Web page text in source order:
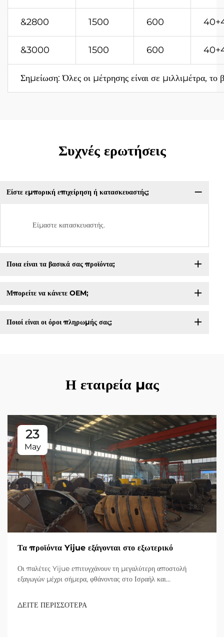
&2800 1500 600
&3000 1500 600
Σημείωση: Όλες οι μέτρησης είναι σε μιλλιμέτρα, το
Συχνές ερωτήσεις
Είστε εμπορική επιχείρηση ή κατασκευαστής;
Είμαστε κατασκευαστής.
Ποια είναι τα βασικά σας προϊόντα;
Μπορείτε να κάνετε OEM;
Ποιοί είναι οι όροι πληρωμής σας;
Η εταιρεία μας
23
May
Τα προϊόντα Yijue εξάγονται στο εξωτερικό
Οι παλέτες Yijue επιτυγχάνουν τη μεγαλύτερη αποστολή
εξαγωγών μέχρι σήμερα, φθάνοντας στο Ισραήλ και
ΔΕΙΤΕ ΠΕΡΙΣΣΟΤΕΡΑ